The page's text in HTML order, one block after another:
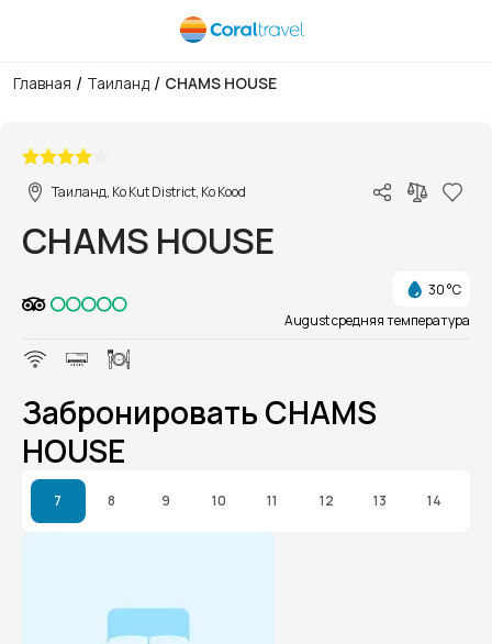
Главная / Таиланд / CHAMS HOUSE
Таиланд, Ko Kut District, Ko Kood
CHAMS HOUSE
30 °C
August средняя температура
Забронировать CHAMS
HOUSE
7 8 9 10 11 12 13 14